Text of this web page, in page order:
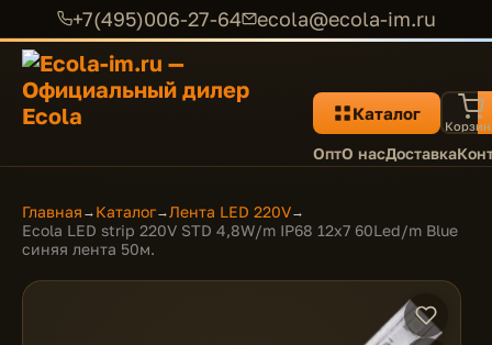
+7(495)006-27-64 ecola@ecola-im.ru
Каталог
ОптО насДоставка
Главная → Каталог→Лента LED 220V→
Ecola LED strip 220V STD 4,8W/m IP68 12x7 60Led/m Blue
синяя лента 50м.